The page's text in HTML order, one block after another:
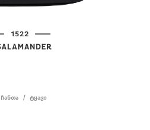
ᲩᲐᲜᲗᲐ / ᲢᲧᲐᲕᲘ